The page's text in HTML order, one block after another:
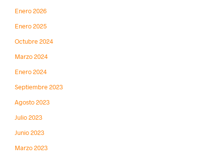
Enero 2026
Enero 2025
Octubre 2024
Marzo 2024
Enero 2024
Septiembre 2023
Agosto 2023
Julio 2023
Junio 2023
Marzo 2023